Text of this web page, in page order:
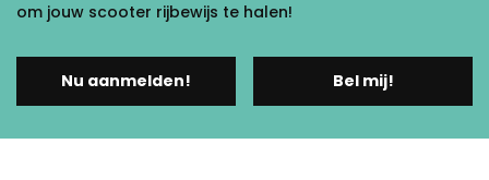
om jouw scooter rijbewijs te halen!
Nu aanmelden! Bel mij!